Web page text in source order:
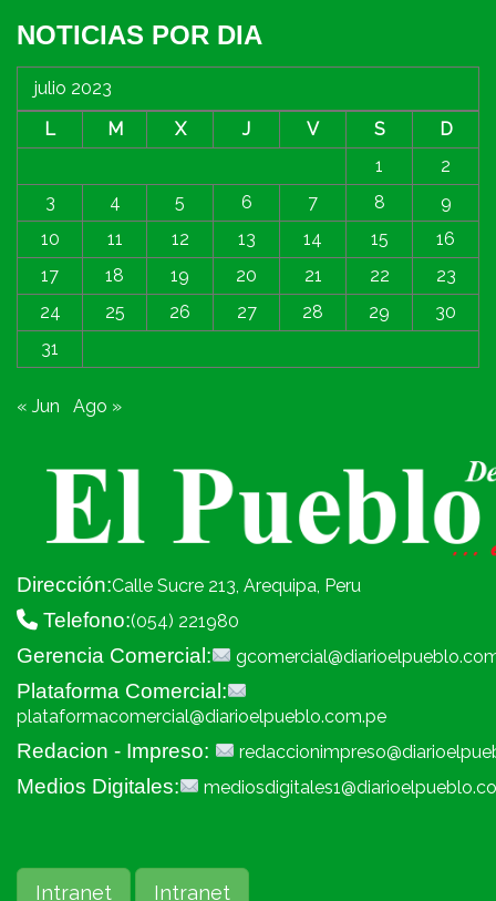
NOTICIAS POR DIA
julio 2023
L
M X J V S
D
1
2
3
4 5 6 7 8
9
10
11 12 13 14 15
16
17
18 19 20 21 22
23
24
25 26 27 28 29
30
31
« Jun Ago »
Dirección:Calle Sucre 213, Arequipa, Peru
Telefono:(054) 221980
Gerencia Comercial:
Plataforma Comercial:
plataformacomercial@diarioelpueblo.com.pe
Redacion - Impreso:
Medios Digitales:
Intranet Intranet